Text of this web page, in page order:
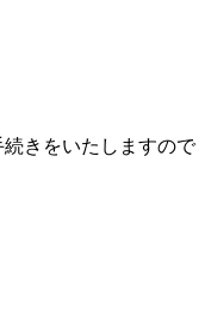
きをいたしますので